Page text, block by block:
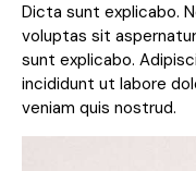
Dicta sunt explicabo.
voluptas sit
sunt explicabo.
incididunt ut labore
veniam quis nostrud.